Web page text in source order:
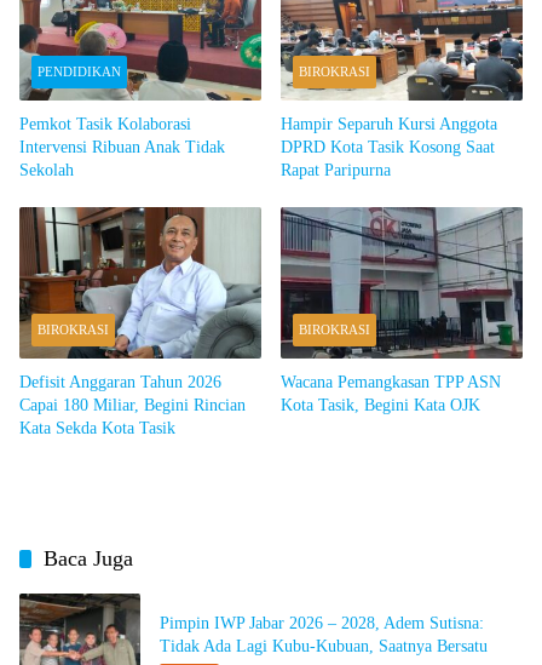
PENDIDIKAN
Pemkot Tasik Kolaborasi
Intervensi Ribuan Anak Tidak
Sekolah
BIROKRASI
Hampir Separuh Kursi Anggota
DPRD Kota Tasik Kosong Saat
Rapat Paripurna
BIROKRASI
Defisit Anggaran Tahun 2026
Capai 180 Miliar, Begini Rincian
Kata Sekda Kota Tasik
BIROKRASI
Wacana Pemangkasan TPP ASN
Kota Tasik, Begini Kata OJK
Baca Juga
Pimpin IWP Jabar 2026 – 2028, Adem Sutisna:
Tidak Ada Lagi Kubu-Kubuan, Saatnya Bersatu